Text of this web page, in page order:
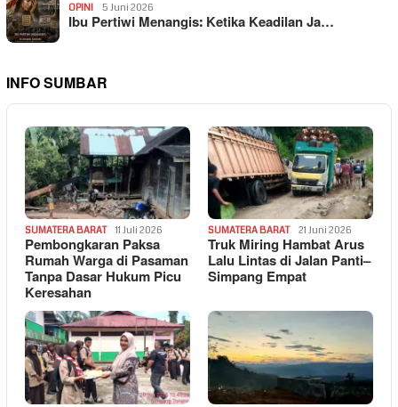
OPINI 5 Juni 2026
Ibu Pertiwi Menangis: Ketika Keadilan Ja…
INFO SUMBAR
SUMATERA BARAT 11 Juli 2026
Pembongkaran Paksa
Rumah Warga di Pasaman
Tanpa Dasar Hukum Picu
Keresahan
SUMATERA BARAT 21 Juni 2026
Truk Miring Hambat Arus
Lalu Lintas di Jalan Panti–
Simpang Empat